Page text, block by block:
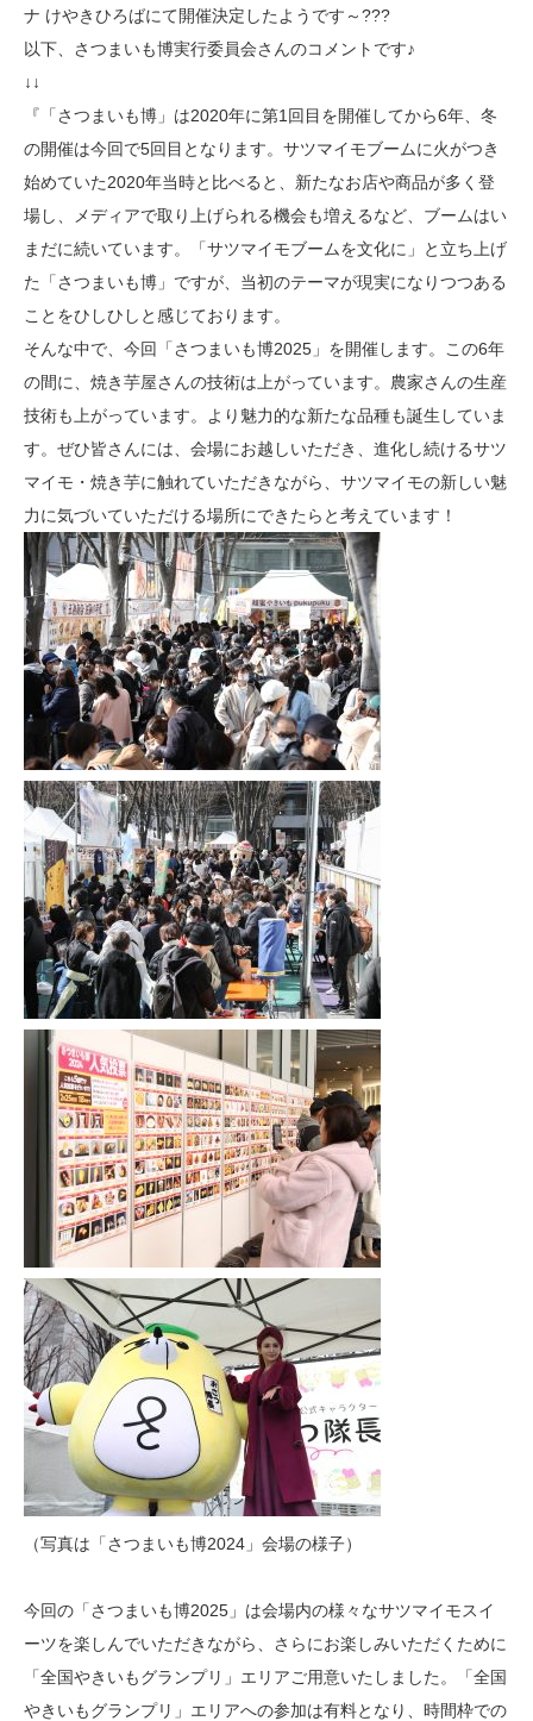
ナ けやきひろばにて開催決定したようです～???
以下、さつまいも博実行委員会さんのコメントです♪
↓↓
『「さつまいも博」は2020年に第1回目を開催してから6年、冬
の開催は今回で5回目となります。サツマイモブームに火がつき
始めていた2020年当時と比べると、新たなお店や商品が多く登
場し、メディアで取り上げられる機会も増えるなど、ブームはい
まだに続いています。「サツマイモブームを文化に」と立ち上げ
た「さつまいも博」ですが、当初のテーマが現実になりつつある
ことをひしひしと感じております。
そんな中で、今回「さつまいも博2025」を開催します。この6年
の間に、焼き芋屋さんの技術は上がっています。農家さんの生産
技術も上がっています。より魅力的な新たな品種も誕生していま
す。ぜひ皆さんには、会場にお越しいただき、進化し続けるサツ
マイモ・焼き芋に触れていただきながら、サツマイモの新しい魅
力に気づいていただける場所にできたらと考えています！
（写真は「さつまいも博2024」会場の様子）
今回の「さつまいも博2025」は会場内の様々なサツマイモスイ
ーツを楽しんでいただきながら、さらにお楽しみいただくために
「全国やきいもグランプリ」エリアご用意いたしました。「全国
やきいもグランプリ」エリアへの参加は有料となり、時間枠での